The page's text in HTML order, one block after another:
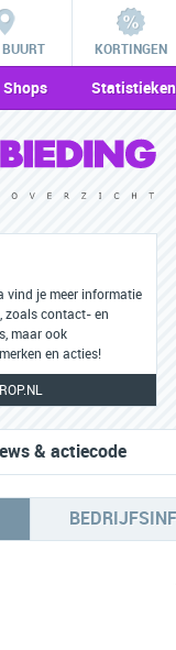
BUURT KORTINGEN
Shops Statistieken
vind je meer informatie
zoals contact- en
maar ook
en acties!
& actiecode